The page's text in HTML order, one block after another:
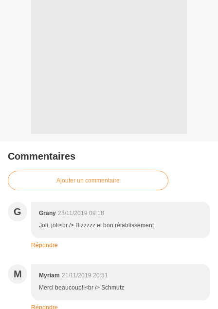
Commentaires
Ajouter un commentaire
G Grany 23/11/2019 09:18
Joli, joli<br /> Bizzzzz et bon rétablissement
Répondre
M Myriam 21/11/2019 20:51
Merci beaucoup!!<br /> Schmutz
Répondre